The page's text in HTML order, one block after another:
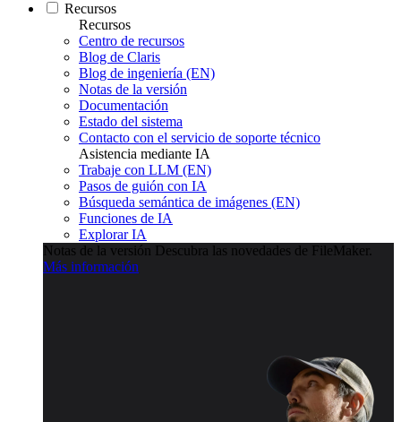
Recursos
Recursos
Centro de recursos
Blog de Claris
Blog de ingeniería (EN)
Notas de la versión
Documentación
Estado del sistema
Contacto con el servicio de soporte técnico
Asistencia mediante IA
Trabaje con LLM (EN)
Pasos de guión con IA
Búsqueda semántica de imágenes (EN)
Funciones de IA
Explorar IA
Notas de la versión Descubra las novedades de FileMaker.
Más información